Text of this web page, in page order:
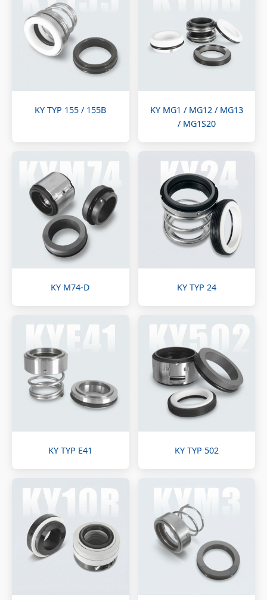
KY TYP 155 / 155B
KY MG1 / MG12 / MG13
/ MG1S20
KY M74-D KY TYP 24
KY TYP E41 KY TYP 502